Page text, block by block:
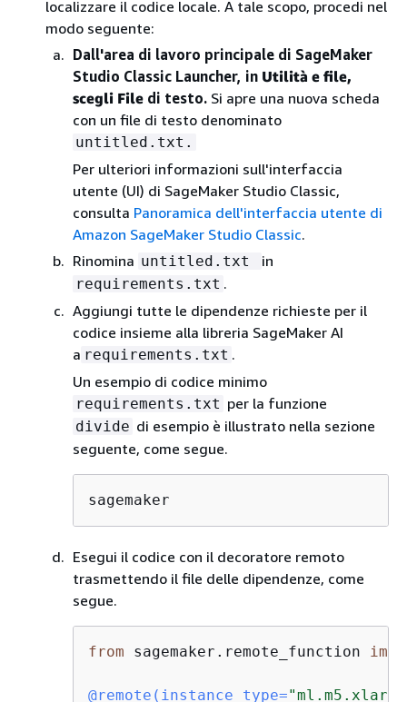
localizzare il codice locale. A tale scopo, procedi nel
modo seguente:
Dall'area di lavoro principale di SageMaker
Studio Classic Launcher, in Utilità e file,
scegli File di testo. Si apre una nuova scheda
con un file di testo denominato
untitled.txt.
Per ulteriori informazioni sull'interfaccia
utente (UI) di SageMaker Studio Classic,
consulta Panoramica dell'interfaccia utente di
Amazon SageMaker Studio Classic.
Rinomina untitled.txt in
requirements.txt .
Aggiungi tutte le dipendenze richieste per il
codice insieme alla libreria SageMaker AI
a requirements.txt .
Un esempio di codice minimo
requirements.txt per la funzione
divide di esempio è illustrato nella sezione
seguente, come segue.
sagemaker
Esegui il codice con il decoratore remoto
trasmettendo il file delle dipendenze, come
segue.
from sagemaker.remote_function
@remote( instance_type=